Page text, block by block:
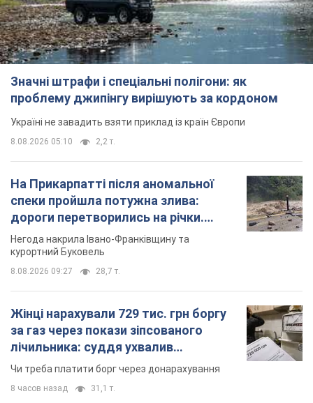
Значні штрафи і спеціальні полігони: як
проблему джипінгу вирішують за кордоном
Україні не завадить взяти приклад із країн Європи
8.08.2026 05:10 2,2 т.
На Прикарпатті після аномальної
спеки пройшла потужна злива:
дороги перетворились на річки.
Відео
Негода накрила Івано-Франківщину та
курортний Буковель
8.08.2026 09:27 28,7 т.
Жінці нарахували 729 тис. грн боргу
за газ через покази зіпсованого
лічильника: суддя ухвалив
неочікуване рішення
Чи треба платити борг через донарахування
8 часов назад 31,1 т.